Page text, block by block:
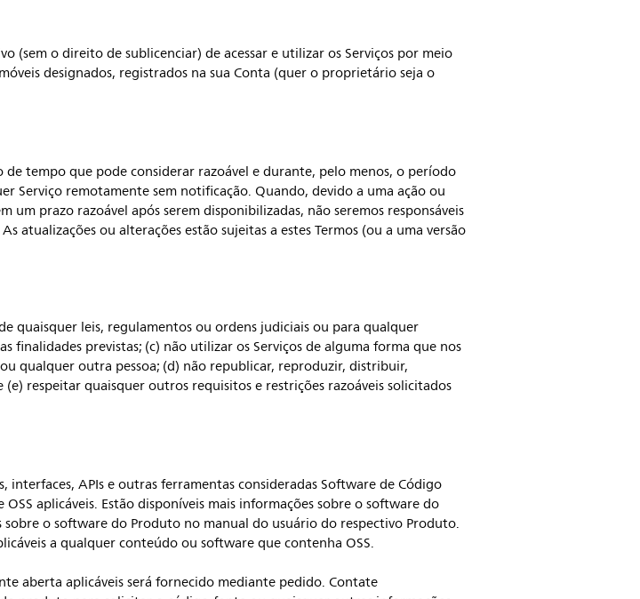
(sem o direito de sublicenciar) de acessar e utilizar os Serviços por meio
designados, registrados na sua Conta (quer o proprietário seja o
tempo que pode considerar razoável e durante, pelo menos, o período
Serviço remotamente sem notificação. Quando, devido a uma ação ou
prazo razoável após serem disponibilizadas, não seremos responsáveis
atualizações ou alterações estão sujeitas a estes Termos (ou a uma versão
quaisquer leis, regulamentos ou ordens judiciais ou para qualquer
finalidades previstas; (c) não utilizar os Serviços de alguma forma que nos
qualquer outra pessoa; (d) não republicar, reproduzir, distribuir,
respeitar quaisquer outros requisitos e restrições razoáveis solicitados
APIs e outras ferramentas consideradas Software de Código
aplicáveis. Estão disponíveis mais informações sobre o software do
o software do Produto no manual do usuário do respectivo Produto.
a qualquer conteúdo ou software que contenha OSS.
aberta aplicáveis será fornecido mediante pedido. Contate